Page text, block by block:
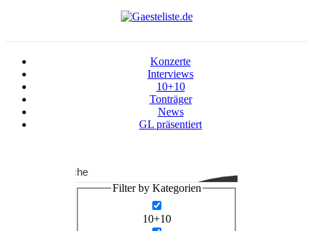
Konzerte
Interviews
10+10
Tonträger
News
GL präsentiert
Suche
Filter by Kategorien
10+10